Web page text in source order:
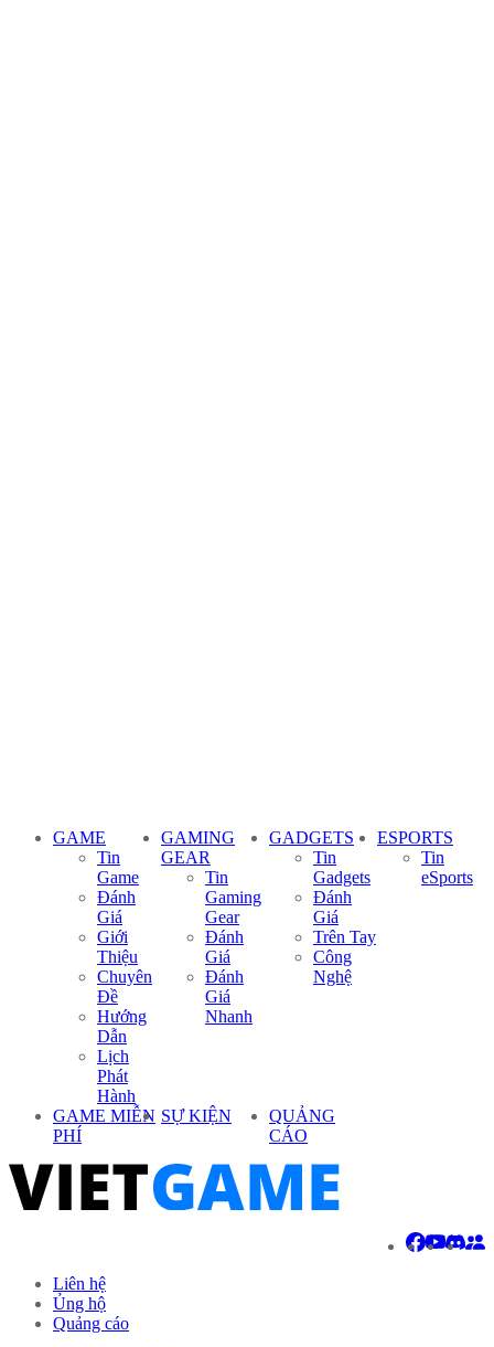
GAME
Tin
Game
Đánh
Giá
Giới
Thiệu
Chuyên
Đề
Hướng
Dẫn
Lịch
Phát
Hành
GAMING
GEAR
Tin
Gaming
Gear
Đánh
Giá
Đánh
Giá
Nhanh
GADGETS
Tin
Gadgets
Đánh
Giá
Trên Tay
Công
Nghệ
ESPORTS
Tin
eSports
GAME MIỄN
PHÍ
SỰ KIỆN
QUẢNG
CÁO
Liên hệ
Ủng hộ
Quảng cáo